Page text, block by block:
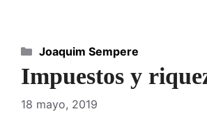
Impuestos y
18 mayo, 2019
Categorías
Joaquim Sempere